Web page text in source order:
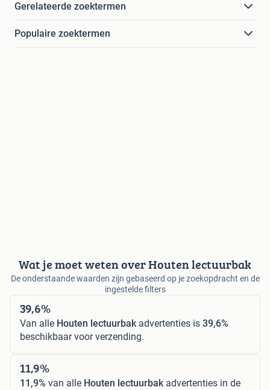
Gerelateerde zoektermen
Populaire zoektermen
Wat je moet weten over Houten lectuurbak
De onderstaande waarden zijn gebaseerd op je zoekopdracht en de
ingestelde filters
39,6%
Van alle Houten lectuurbakadvertenties is 39,6%
beschikbaar voor verzending.
11,9%
11,9% van alle Houten lectuurbakadvertenties in de